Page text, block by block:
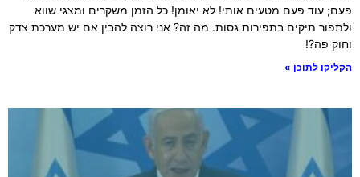
פעם; עוד פעם מטעים אותי! לא יאומן! כל הזמן משקרים ומצגי שווא
ולתפור תיקים בתפירות גסות. מה זה? אני רוצה להבין אם יש מערכת צדק
וחוק פה?!
הקליקו לתוכן »